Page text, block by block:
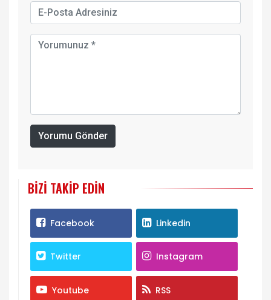
Yorumu Gönder
BIZI TAKIP EDIN
Facebook Linkedin
Twitter Instagram
Youtube RSS